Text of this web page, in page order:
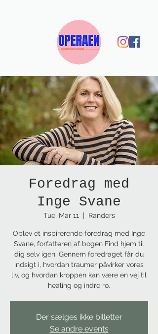
Foredrag med
Inge Svane
Tue, Mar 11
  |
Randers
Oplev et inspirerende foredrag med Inge
Svane, forfatteren af bogen Find hjem til
dig selv igen. Gennem foredraget får du
indsigt i, hvordan traumer påvirker vores
liv, og hvordan kroppen kan være en vej til
healing og indre ro.
Der sælges ikke billetter
Se andre events